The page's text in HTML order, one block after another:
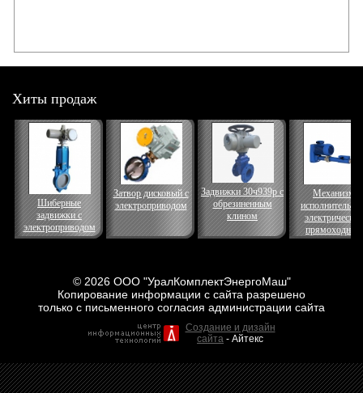
Хиты продаж
Шиберные
задвижки с
электроприводом
Затвор дисковый с
электроприводом
Задвижки 30ч939р с
обрезиненным
клином
Механизм
электрический
прямоходный
© 2026 ООО "УралКомплектЭнергоМаш"
Копирование информации с сайта разрешено
только с письменного согласия администрации сайта
Создание и дизайн
сайта - Айтекс